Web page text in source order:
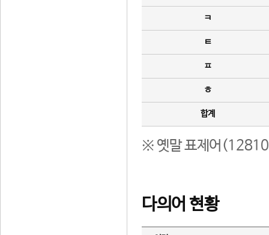
ㅋ
ㅌ
ㅍ
ㅎ
합계
※ 옛말 표제어(12810
다의어 현황